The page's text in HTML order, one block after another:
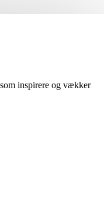
inspirere og vækker